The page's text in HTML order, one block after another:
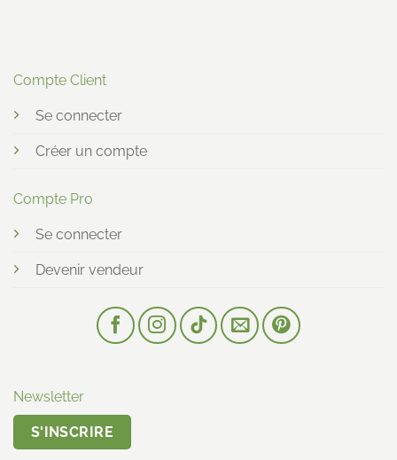
Compte Client
Se connecter
Créer un compte
Compte Pro
Se connecter
Devenir vendeur
Newsletter
S'INSCRIRE